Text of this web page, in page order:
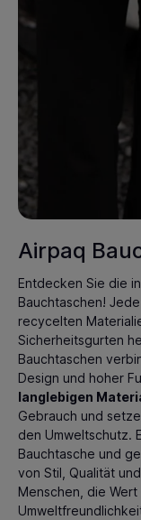
Airpaq
Entdecken Sie die
Bauchtaschen! Jede
recycelten
Sicherheitsgurten
Bauchtaschen
Design und hoher
langlebigen
Gebrauch und
den Umweltschutz.
Bauchtasche und
von Stil, Qualität
Menschen, die